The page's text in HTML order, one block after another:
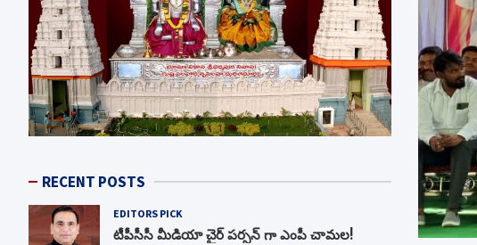
RECENT POSTS
EDITORS PICK
టీపీసీసీ మీడియా చైర్ పర్సన్ గా ఎంపీ చామల!